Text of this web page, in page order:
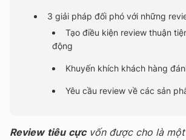
3 giải pháp đối phó với những
Tạo điều kiện review thuận
động
Khuyến khích khách hàng
Yêu cầu review về các sản
Review tiêu cựcvốn được cho là